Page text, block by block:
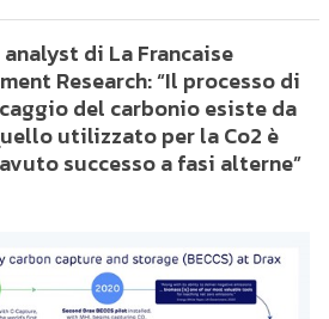
di La Francaise
Research: “Il processo di
del carbonio esiste da
utilizzato per la Co2 è
successo a fasi alterne”